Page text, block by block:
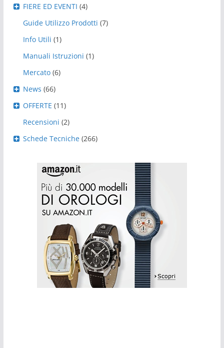
FIERE ED EVENTI (4)
Guide Utilizzo Prodotti (7)
Info Utili (1)
Manuali Istruzioni (1)
Mercato (6)
News (66)
OFFERTE (11)
Recensioni (2)
Schede Tecniche (266)